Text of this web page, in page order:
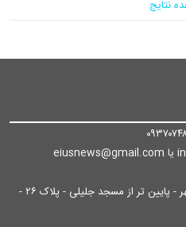
نتایج
آدرس: تهران/ انتهای خیابان ایرانشهر - پایین تر از مسجد جلیلی - پلاک ۲۶ -